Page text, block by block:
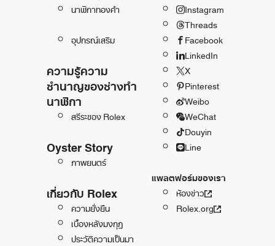
นาฬิกาทองคำ
อุปกรณ์เสริม
ความรู้ความ
ชำนาญของช่างทำ
นาฬิกา
สรีระของ Rolex
Oyster Story
ภาพยนตร์
เกี่ยวกับ Rolex
ความยั่งยืน
เบื้องหลังมงกุฎ
ประวัติความเป็นมา
Instagram
Threads
Facebook
LinkedIn
X
Pinterest
Weibo
WeChat
Douyin
Line
แพลตฟอร์มของเรา
ห้องข่าว
Rolex.org